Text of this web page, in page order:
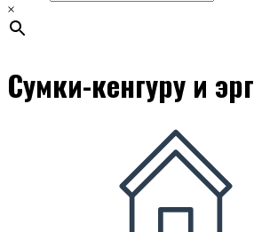
×
Сумки-кенгуру и